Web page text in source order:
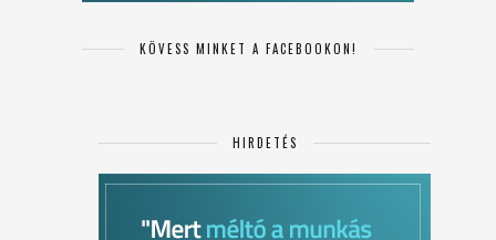
KÖVESS MINKET A FACEBOOKON!
HIRDETÉS